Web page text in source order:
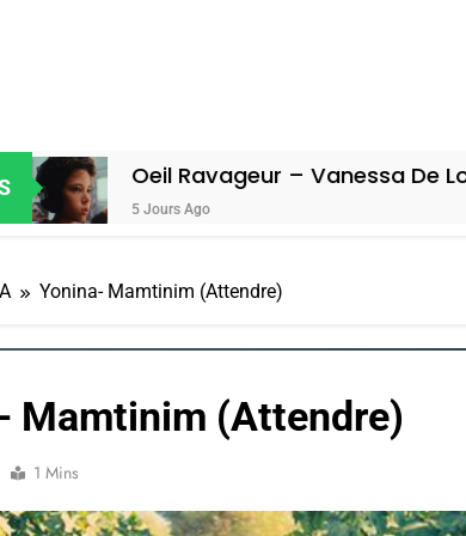
Oeil Ravageur – Vanessa De Loya Stauber
5 Jours Ago
Yonina- Mamtinim (Attendre)
Mamtinim (Attendre)
1 Mins